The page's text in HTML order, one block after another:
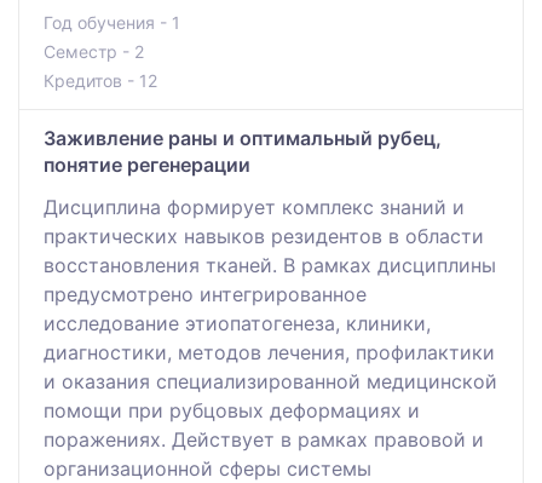
Год обучения - 1
Семестр - 2
Кредитов - 12
Заживление раны и оптимальный рубец,
понятие регенерации
Дисциплина формирует комплекс знаний и
практических навыков резидентов в области
восстановления тканей. В рамках дисциплины
предусмотрено интегрированное
исследование этиопатогенеза, клиники,
диагностики, методов лечения, профилактики
и оказания специализированной медицинской
помощи при рубцовых деформациях и
поражениях. Действует в рамках правовой и
организационной сферы системы